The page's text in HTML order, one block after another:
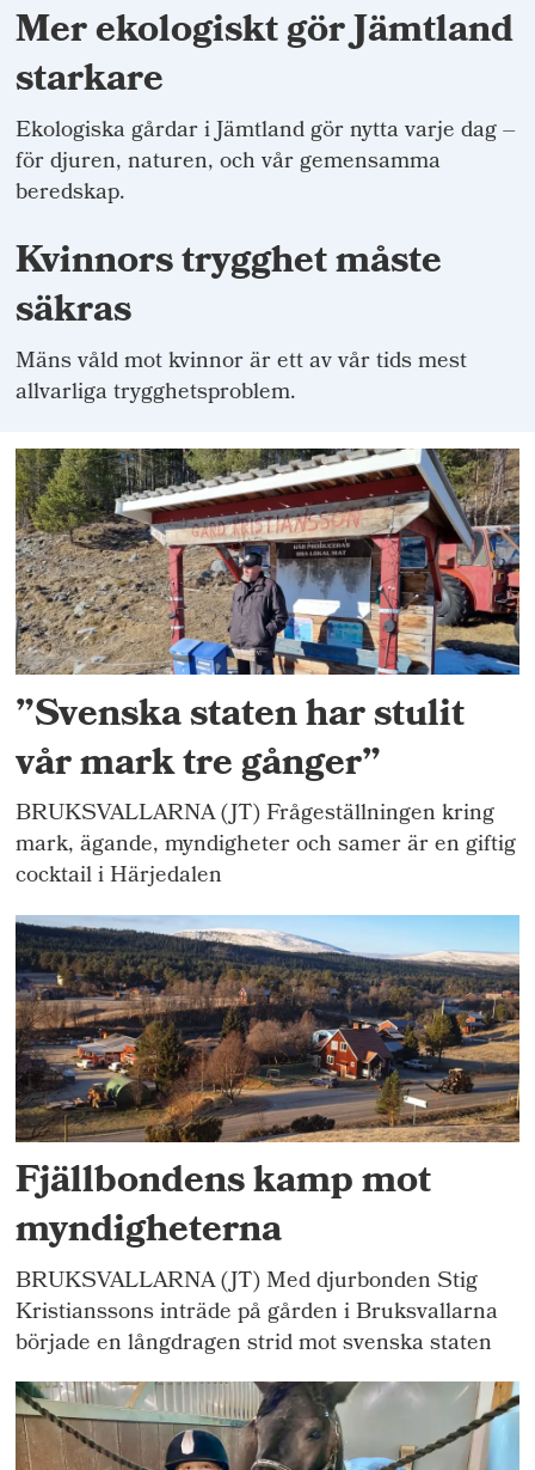
Mer ekologiskt gör Jämtland
starkare
Ekologiska gårdar i Jämtland gör nytta varje dag –
för djuren, naturen, och vår gemensamma
beredskap.
Kvinnors trygghet måste
säkras
Mäns våld mot kvinnor är ett av vår tids mest
allvarliga trygghetsproblem.
”Svenska staten har stulit
vår mark tre gånger”
BRUKSVALLARNA (JT) Frågeställningen kring
mark, ägande, myndigheter och samer är en giftig
cocktail i Härjedalen
Fjällbondens kamp mot
myndigheterna
BRUKSVALLARNA (JT) Med djurbonden Stig
Kristianssons inträde på gården i Bruksvallarna
började en långdragen strid mot svenska staten